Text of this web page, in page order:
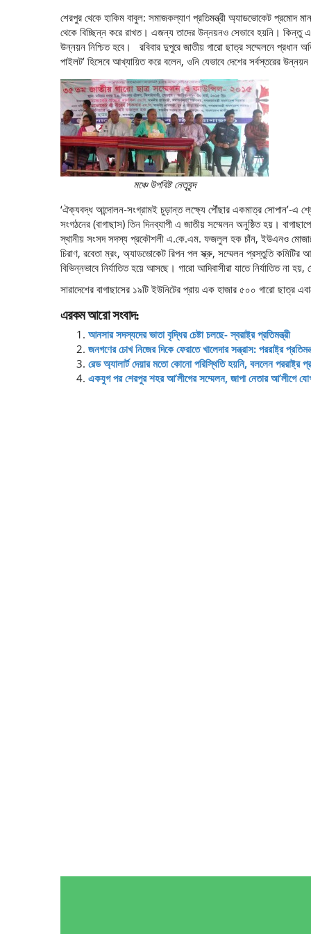
শেরপুর থেকে হাকিম বাবুল: সমাজকল্যাণ প্রতিমন্ত্রী অ্যাডভোকেট প্রমোদ
থেকে বিচ্ছিন্ন করে রাখত। এজন্য তাদের উন্নয়নও সেভাবে হয়নি। কিন্তু
উন্নয়ন নিশ্চিত হবে। রবিবার দুপুরে জাতীয় গারো ছাত্র সম্মেলনে প্রধান
পাইলট’ হিসেবে আখ্যায়িত করে বলেন, ওনি যেভাবে দেশের সর্বস্তরের
মঞ্চে উপবিষ্ট নেতৃবৃন্দ
‘ঐক্যবদ্ধ আন্দোলন-সংগ্রামই চুড়ান্ত লক্ষ্যে পৌঁছার একমাত্র সোপান’-এ
সংগঠনের (বাগাছাস) তিন দিনব্যাপী এ জাতীয় সম্মেলন অনুষ্ঠিত হয়।
স্থানীয় সংসদ সদস্য প্রকৌশলী এ.কে.এম. ফজলুল হক চাঁন, ইউএনও
চিরাণ, রবেতা ম্রং, অ্যাডভোকেট রিপন পল স্ক্রু, সম্মেলন প্রস্তুতি কমিটির
বিভিন্নভাবে নির্যাতিত হয়ে আসছে। গারো আদিবাসীরা যাতে নির্যাতিত না
সারাদেশের বাগাছাসের ১৯টি ইউনিটের প্রায় এক হাজার ৫০০ গারো ছাত্র
এরকম আরো সংবাদ:
আনসার সদস্যদের ভাতা বৃদ্ধির চেষ্টা চলছে- স্বরাষ্ট্র প্রতিমন্ত্রী
জনগণের চোখ নিজের দিকে ফেরাতে খালেদার সন্ত্রাস: পররাষ্ট্র
রেড অ্যালার্ট দেয়ার মতো কোনো পরিস্থিতি হয়নি, বললেন পররাষ্ট্র
একযুগ পর শেরপুর শহর আ’লীগের সম্মেলন, জাপা নেতার আ’লীগে